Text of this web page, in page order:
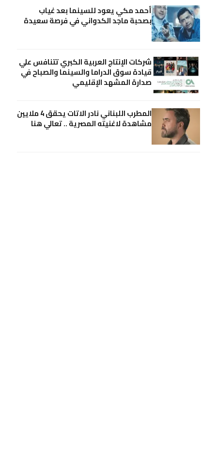
أحمد مكي يعود للسينما بعد غياب
بصحبة ماجد الكدواني في فرصة سعيدة
شركات الإنتاج العربية الكبري تتنافس علي
قيادة سوق الدراما والسينما والصباح في
صدارة المشهد الإقليمي
المطرب اللبناني نادر الاتات يحقق 4 ملايين
مشاهدة لاغنيته المصرية .. تعالي هنا